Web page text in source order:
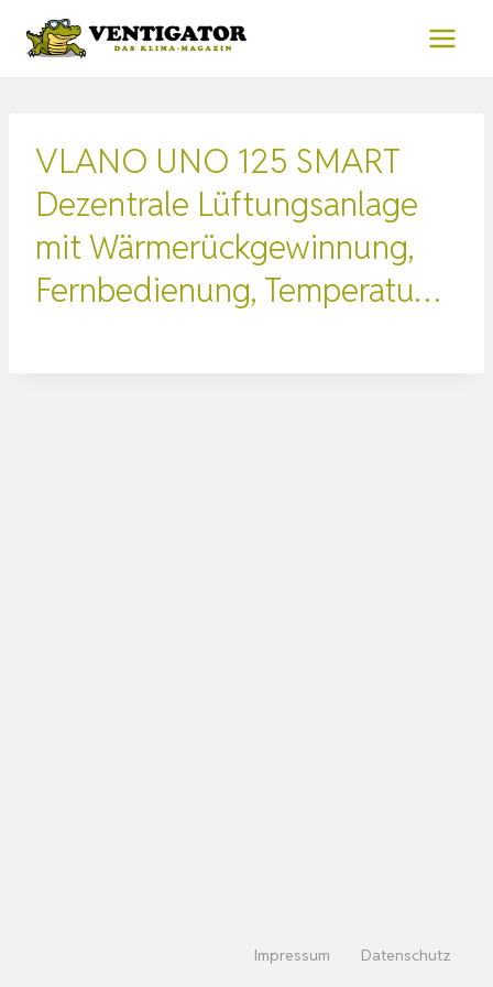
Inhalt
VLANO UNO 125 SMART
Dezentrale Lüftungsanlage
mit Wärmerückgewinnung,
Fernbedienung, Temperatu…
Impressum Datenschutz